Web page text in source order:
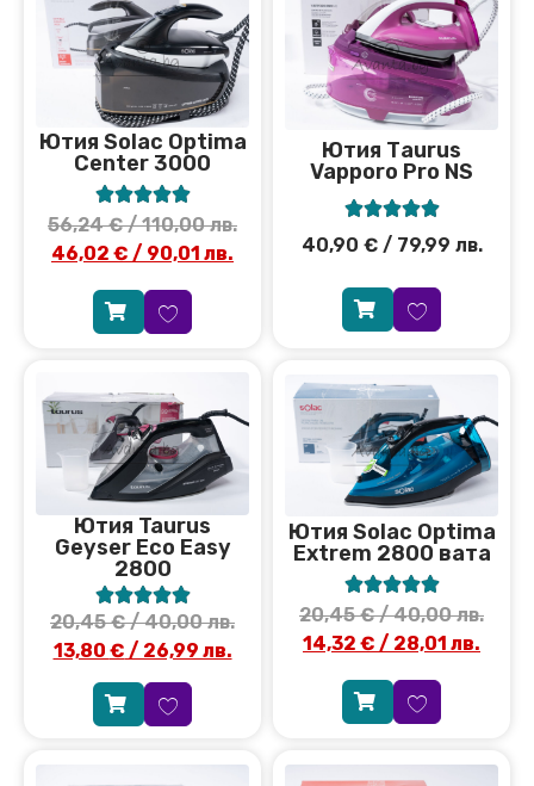
Ютия Solac Optima
Center 3000

56,24€/ 110,00 лв.
46,02 € / 90,01 лв.
Ютия Тaurus
Vapporo Pro NS

40,90 €/ 79,99 лв.
Ютия Taurus
Geyser Eco Easy
2800

20,45€/ 40,00 лв.
13,80 € / 26,99 лв.
Ютия Solac Optima
Extrem 2800 вата

20,45€/ 40,00 лв.
14,32 € / 28,01 лв.